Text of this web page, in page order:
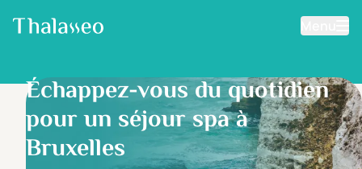
Aller au contenu principal
Échappez-vous du quotidien
pour un séjour spa à
Bruxelles
Filtrer les résultats
Fourchette de prix
Prix par personne